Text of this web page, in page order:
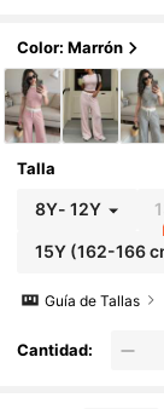
Color: Marrón
Talla
8Y- 12Y
15Y(162-166
Guía de Tallas
Cantidad: